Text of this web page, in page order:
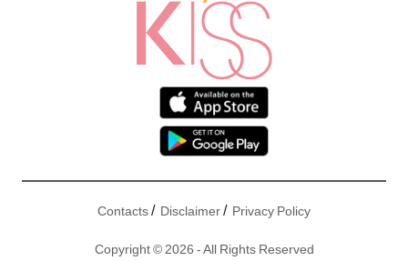
Contacts/ Disclaimer/ Privacy Policy
Copyright © 2026 - All Rights Reserved